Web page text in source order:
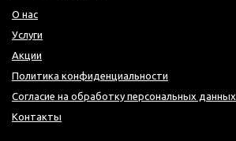
О нас
Услуги
Акции
Политика конфиденциальности
Согласие на обработку персональных данных
Контакты